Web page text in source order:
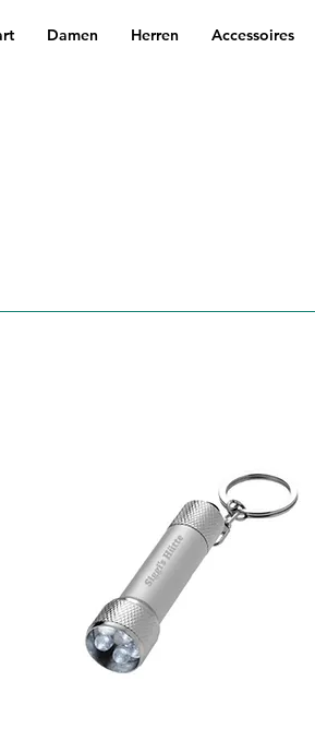
Damen Herren Accessoires